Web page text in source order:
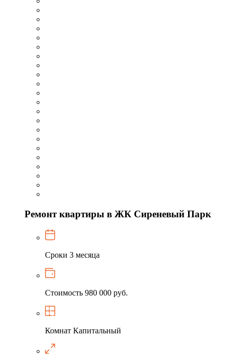
Ремонт квартиры в ЖК Сиреневый Парк
Сроки 3 месяца
Стоимость 980 000 руб.
Комнат Капитальный